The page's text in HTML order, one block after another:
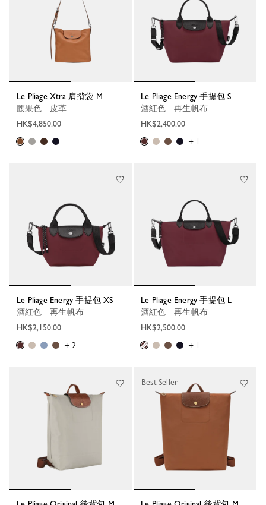
Le Pliage Xtra 肩揹袋 M
腰果色 - 皮革
HK$4,850.00
Le Pliage Energy 手提包 S
酒紅色 - 再生帆布
HK$2,400.00
+ 1
Le Pliage Energy 手提包 XS
酒紅色 - 再生帆布
HK$2,150.00
+ 2
Le Pliage Energy 手提包 L
酒紅色 - 再生帆布
HK$2,500.00
+ 1
Best Seller